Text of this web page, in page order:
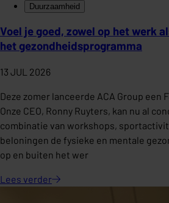
Duurzaamheid
Voel je goed, zowel op het werk
het gezondheidsprogramma
13 JUL 2026
Deze zomer lanceerde ACA Group een
Onze CEO, Ronny Ruyters, kan nu al
combinatie van workshops,
beloningen de fysieke en mentale
op en buiten het wer
Lees verder